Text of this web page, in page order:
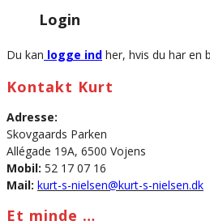
Login
Du kan logge ind her, hvis du har en
Kontakt Kurt
Adresse:
Skovgaards Parken
Allégade 19A, 6500 Vojens
Mobil: 52 17 07 16
Mail: kurt-s-nielsen@kurt-s-nielsen.dk
Et minde …